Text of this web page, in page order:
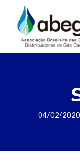
04/02/2020